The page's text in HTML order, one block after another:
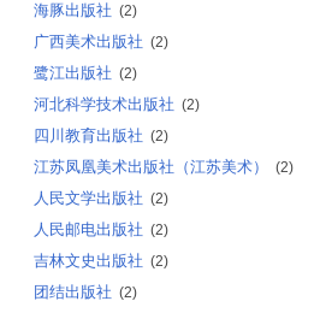
海豚出版社 (2)
广西美术出版社 (2)
鹭江出版社 (2)
河北科学技术出版社 (2)
四川教育出版社 (2)
江苏凤凰美术出版社（江苏美术） (2)
人民文学出版社 (2)
人民邮电出版社 (2)
吉林文史出版社 (2)
团结出版社 (2)